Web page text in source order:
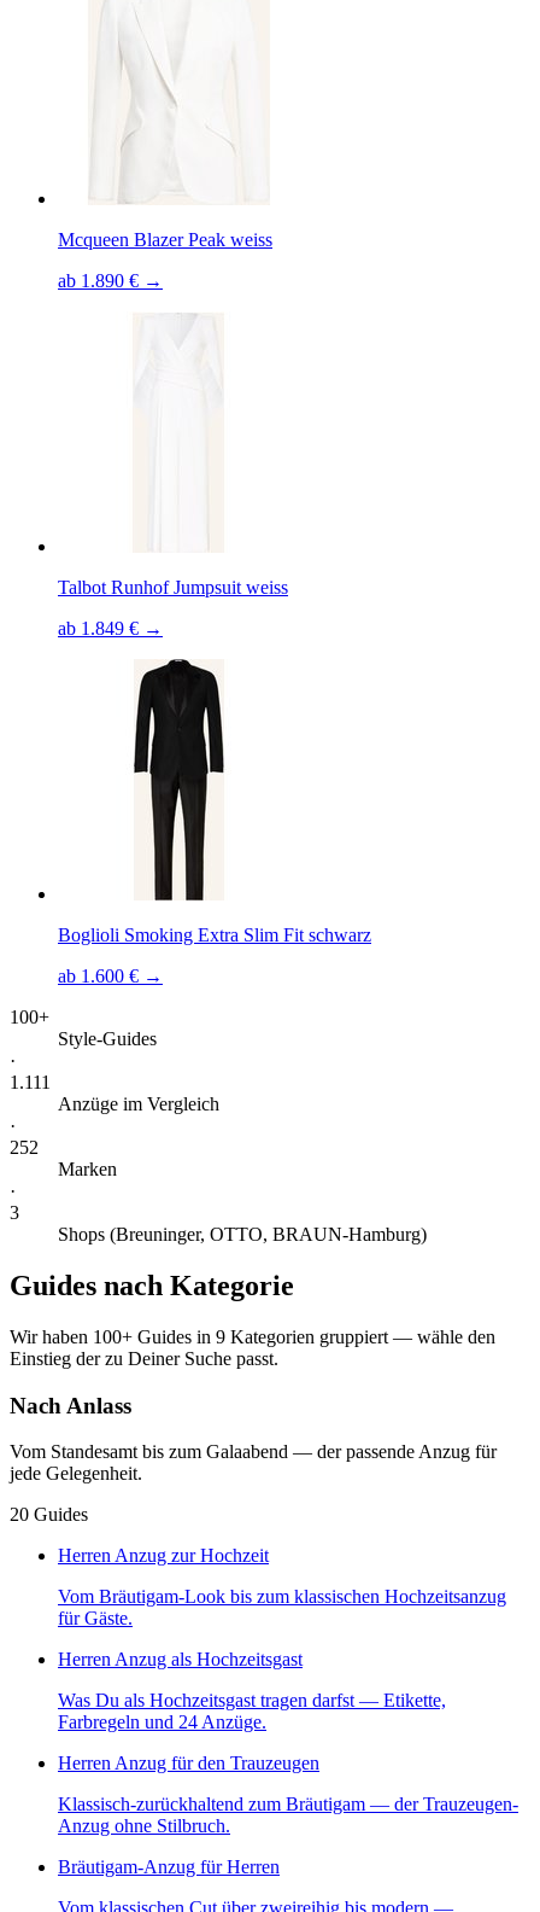
Mcqueen Blazer Peak weiss
ab 1.890 € →
Talbot Runhof Jumpsuit weiss
ab 1.849 € →
Boglioli Smoking Extra Slim Fit schwarz
ab 1.600 € →
100+
Style-Guides
·
1.111
Anzüge im Vergleich
·
252
Marken
·
3
Shops (Breuninger, OTTO, BRAUN-Hamburg)
Guides nach Kategorie
Wir haben 100+ Guides in 9 Kategorien gruppiert — wähle den
Einstieg der zu Deiner Suche passt.
Nach Anlass
Vom Standesamt bis zum Galaabend — der passende Anzug für
jede Gelegenheit.
20 Guides
Herren Anzug zur Hochzeit
Vom Bräutigam-Look bis zum klassischen Hochzeitsanzug
für Gäste.
Herren Anzug als Hochzeitsgast
Was Du als Hochzeitsgast tragen darfst — Etikette,
Farbregeln und 24 Anzüge.
Herren Anzug für den Trauzeugen
Klassisch-zurückhaltend zum Bräutigam — der Trauzeugen-
Anzug ohne Stilbruch.
Bräutigam-Anzug für Herren